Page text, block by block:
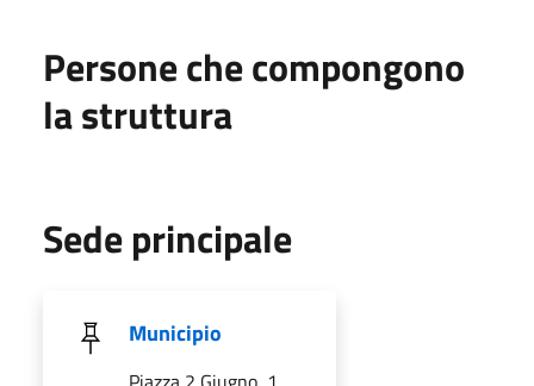
Persone che compongono
la struttura
Sede principale
Municipio